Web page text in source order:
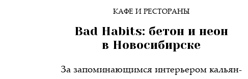
КАФЕ И РЕСТОРАНЫ
Bad Habits: бетон и неон
в Новосибирске
За запоминающимся интерьером кальян-